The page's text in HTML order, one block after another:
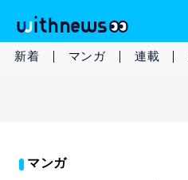
新着 マンガ 連載
マンガ